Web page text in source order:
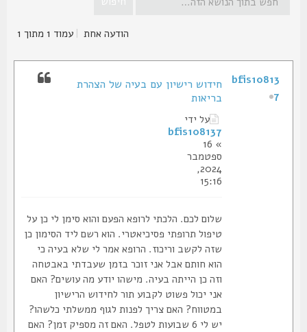
הודעה אחת |עמוד1מתוך1
חידוש רישיון עם בעיה של הצהרת
בריאות
על ידי
bfis108137
ספטמבר
2024,
15:16
שלום לכם. הלכתי לרופא הפעם והוא סימן לי כן על
טיפול תרופתי פסיכיאטרי. הוא רשם ליד הסימון כן
שזה לקשב וריכוז. הרופא אמר לי שלא בעיה כי
הוא חותם אבל אני זוכר בזמן שעבדתי באבטחה
וזה כן הייתה בעיה. מישהו יודע מה עושים? האם
אני יכול פשוט לקבוע תור לחידוש הרישיון
במטווח? האם צריך לפנות לגוף ממשלתי כלשהו?
יש לי 6 שבועות לטפל. האם זה מספיק זמן? האם
bfis10813